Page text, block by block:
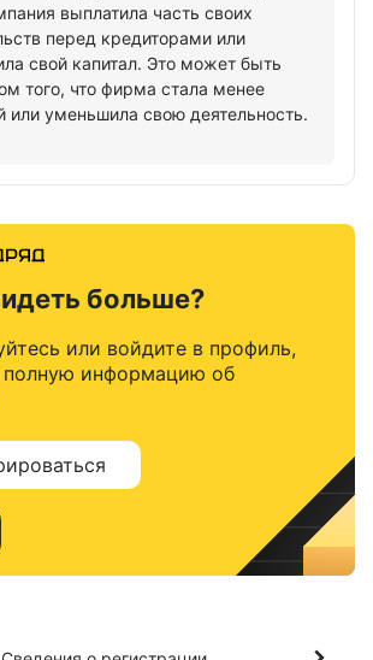
выплатила часть своих
перед кредиторами или
свой капитал. Это может быть
того, что фирма стала менее
или уменьшила свою деятельность.
больше?
или войдите в профиль,
полную информацию об